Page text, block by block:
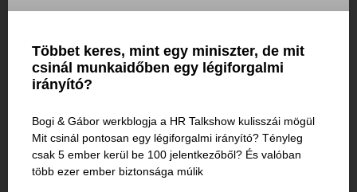
Többet keres, mint egy miniszter, de mit
csinál munkaidőben egy légiforgalmi
irányító?
Bogi & Gábor werkblogja a HR Talkshow kulisszái mögül
Mit csinál pontosan egy légiforgalmi irányító? Tényleg
csak 5 ember kerül be 100 jelentkezőből? És valóban
több ezer ember biztonsága múlik